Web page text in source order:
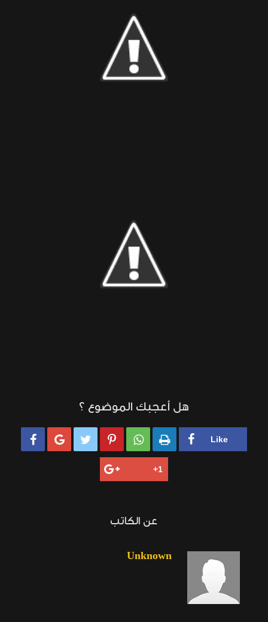
هل أعجبك الموضوع ؟
     
عن الكاتب
Unknown